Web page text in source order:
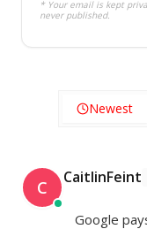
* Your email is kept
never published.
Newest
C CaitlinFeint
Google